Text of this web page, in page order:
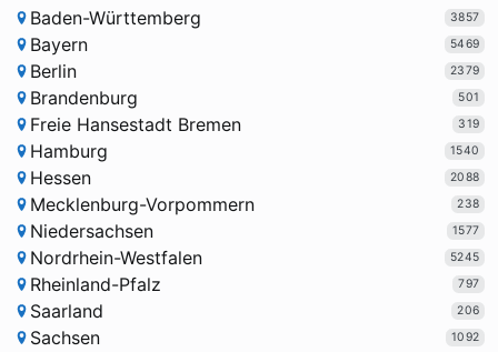
Baden-Württemberg
3857
Bayern 5469
Berlin 2379
Brandenburg 501
Freie Hansestadt Bremen 319
Hamburg 1540
Hessen 2088
Mecklenburg-Vorpommern 238
Niedersachsen 1577
Nordrhein-Westfalen 5245
Rheinland-Pfalz 797
Saarland 206
Sachsen 1092